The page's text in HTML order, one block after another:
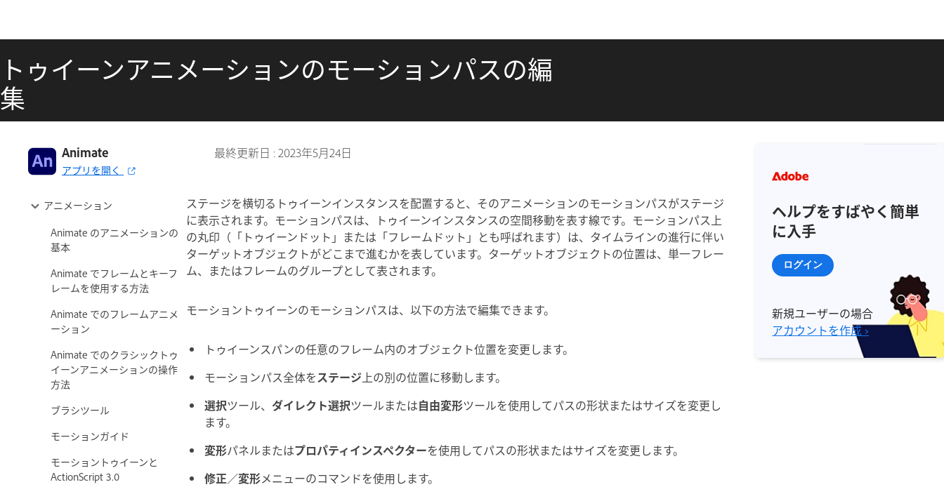
トゥイーンアニメーションのモーションパスの編
集
最終更新日 :2023年5月24日
Animate
アプリを開く
Adobe Animate ユーザーガイド
Animate の概要
アニメーション
Animate のアニメーションの
基本
Animate でフレームとキーフ
レームを使用する方法
Animate でのフレームアニメ
ーション
Animate でのクラシックトゥ
イーンアニメーションの操作
方法
ブラシツール
モーションガイド
モーショントゥイーンと
ActionScript 3.0
ステージを横切るトゥイーンインスタンスを配置すると、そのアニメーションのモーションパスがステージ
に表示されます。モーションパスは、トゥイーンインスタンスの空間移動を表す線です。モーションパス上
の丸印（「トゥイーンドット」または「フレームドット」とも呼ばれます）は、タイムラインの進行に伴い
ターゲットオブジェクトがどこまで進むかを表しています。ターゲットオブジェクトの位置は、単一フレー
ム、またはフレームのグループとして表されます。
モーショントゥイーンのモーションパスは、以下の方法で編集できます。
トゥイーンスパンの任意のフレーム内のオブジェクト位置を変更します。
モーションパス全体をステージ上の別の位置に移動します。
選択ツール、 ダイレクト選択ツールまたは自由変形ツールを使用してパスの形状またはサイズを変更し
ます。
変形パネルまたはプロパティインスペクターを使用してパスの形状またはサイズを変更します。
修正／変形メニューのコマンドを使用します。
ヘルプをすばやく簡単
に入手
ログイン
新規ユーザーの場合
アカウントを作成 ›